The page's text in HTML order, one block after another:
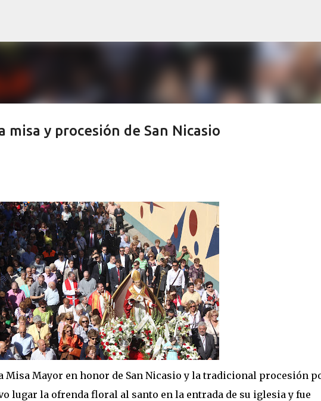
misa y procesión de San Nicasio
Misa Mayor en honor de San Nicasio y la tradicional procesión
lugar la ofrenda floral al santo en la entrada de su iglesia y fue